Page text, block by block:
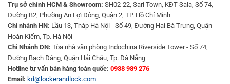
Trụ sở chính HCM & Showroom: SH02-22, Sari Town, KĐT Sala, Số 74,
Đường B2, Phường An Lợi Đông, Quận 2, TP. Hồ Chí Minh
Chi nhánh HN: Lầu 13, Tháp Hà Nội - Số 49, Đường Hai Bà Trưng, Quận
Hoàn Kiếm, Tp. Hà Nội
Chi Nhánh ĐN: Tòa nhà văn phòng Indochina Riverside Tower - Số 74,
Đường Bạch Đằng, Quận Hải Châu, Tp. Đà Nẵng
Hotline tư vấn bán hàng toàn quốc: 0938 989 276
Email: kd@lockerandlock.com